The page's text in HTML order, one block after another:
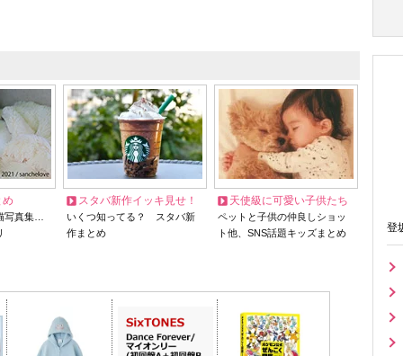
め
写真集…
スタバ新作イッキ見せ！
いくつ知ってる？ スタバ新
作まとめ
天使級に可愛い子供たち
ペットと子供の仲良しショッ
ト他、SNS話題キッズまとめ
登